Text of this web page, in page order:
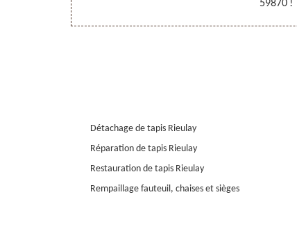
59870 !
Détachage de tapis Rieulay
Réparation de tapis Rieulay
Restauration de tapis Rieulay
Rempaillage fauteuil, chaises et sièges